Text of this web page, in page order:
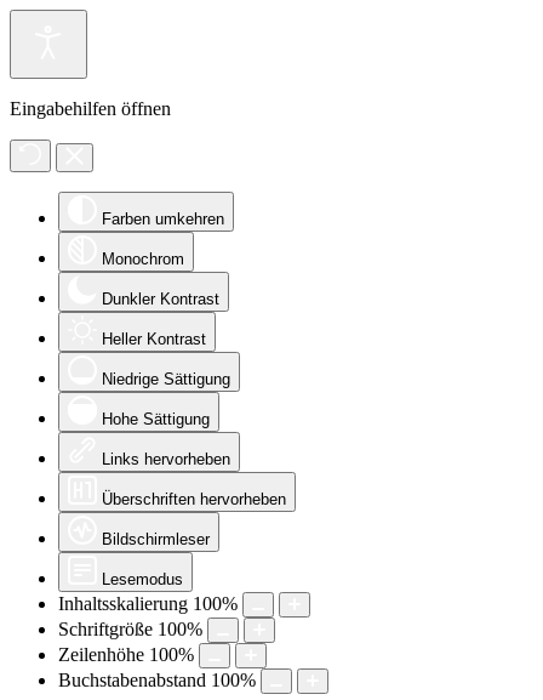
Eingabehilfen öffnen
Farben umkehren
Monochrom
Dunkler Kontrast
Heller Kontrast
Niedrige Sättigung
Hohe Sättigung
Links hervorheben
Überschriften hervorheben
Bildschirmleser
Lesemodus
Inhaltsskalierung 100%
Schriftgröße 100%
Zeilenhöhe 100%
Buchstabenabstand 100%